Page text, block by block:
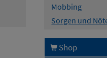
Mobbing
Sorgen und
Shop